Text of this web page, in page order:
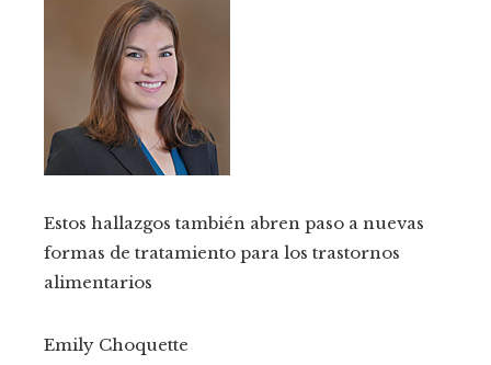
Estos hallazgos también abren paso a nuevas
formas de tratamiento para los trastornos
alimentarios
Emily Choquette